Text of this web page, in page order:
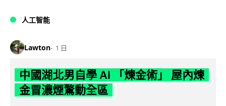
人工智能
Lawton 1 日
中國湖北男自學 AI 「煉金術」 屋內煉
金冒濃煙驚動全區